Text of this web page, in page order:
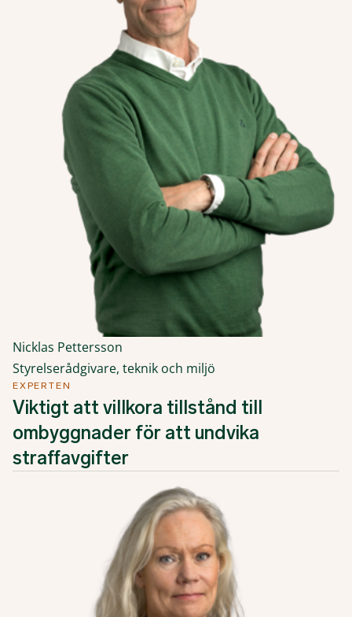
Nicklas Pettersson
Styrelserådgivare, teknik och miljö
EXPERTEN
Viktigt att villkora tillstånd till
ombyggnader för att undvika
straffavgifter